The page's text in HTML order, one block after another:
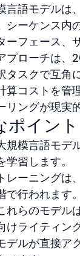
言語モデルは
シーケンス内
ーフェース、
プローチは、
タスクで互角
算コストを管
リングが現実
ポイント
規模言語モデ
学習します。
トレーニングは
で行われます。
れらのモデル
けライティン
デルが直接ア